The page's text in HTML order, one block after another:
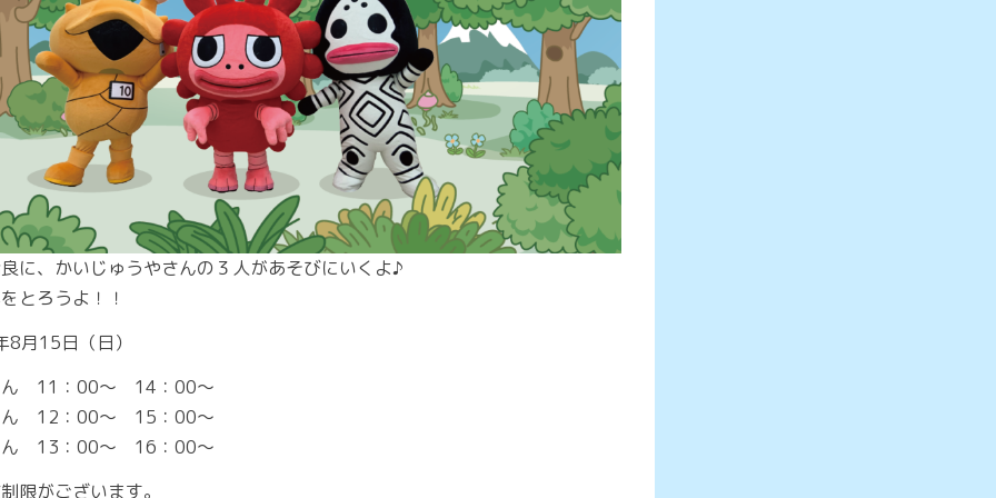
に、かいじゅうやさんの３人があそびにいくよ♪
とろうよ！！
月15日（日）
11：00～ 14：00～
12：00～ 15：00～
13：00～ 16：00～
がございます。